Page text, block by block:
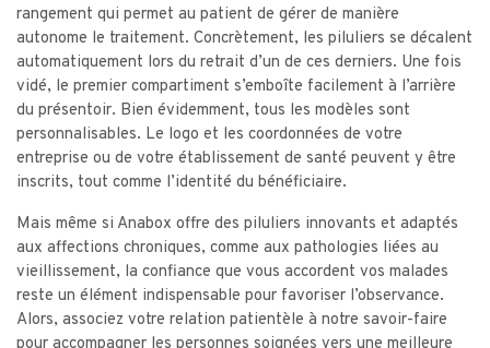
rangement qui permet au patient de gérer de manière
autonome le traitement. Concrètement, les piluliers se décalent
automatiquement lors du retrait d’un de ces derniers. Une fois
vidé, le premier compartiment s’emboîte facilement à l’arrière
du présentoir. Bien évidemment, tous les modèles sont
personnalisables. Le logo et les coordonnées de votre
entreprise ou de votre établissement de santé peuvent y être
inscrits, tout comme l’identité du bénéficiaire.
Mais même si Anabox offre des piluliers innovants et adaptés
aux affections chroniques, comme aux pathologies liées au
vieillissement, la confiance que vous accordent vos malades
reste un élément indispensable pour favoriser l’observance.
Alors, associez votre relation patientèle à notre savoir-faire